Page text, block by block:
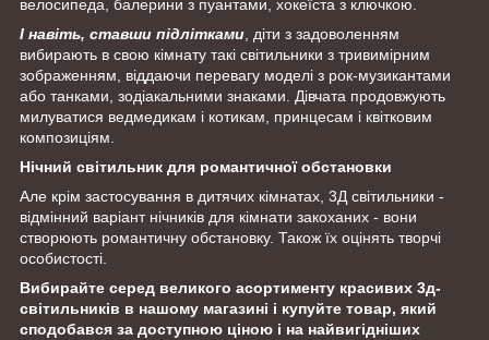
велосипеда, балерини з пуантами, хокеїста з ключкою.
І навіть, ставши підлітками , діти з задоволенням
вибирають в свою кімнату такі світильники з тривимірним
зображенням, віддаючи перевагу моделі з рок-музикантами
або танками, зодіакальними знаками. Дівчата продовжують
милуватися ведмедикам і котикам, принцесам і квітковим
композиціям.
Нічний світильник для романтичної обстановки
Але крім застосування в дитячих кімнатах, 3Д світильники -
відмінний варіант нічників для кімнати закоханих - вони
створюють романтичну обстановку. Також їх оцінять творчі
особистості.
Вибирайте серед великого асортименту красивих 3д-
світильників в нашому магазині і купуйте товар, який
сподобався за доступною ціною і на найвигідніших